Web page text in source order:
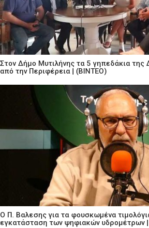
Στον Δήμο Μυτιλήνης τα 5 γηπεδάκια της
από την Περιφέρεια | (ΒΙΝΤΕΟ)
Ο Π. Βαλεσης για τα φουσκωμένα
εγκατάσταση των ψηφιακών υδρομέτρων |